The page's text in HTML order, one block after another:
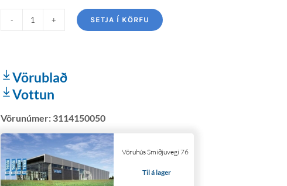
SETJA Í KÖRFU
Vörublað
Vottun
Vörunúmer: 3114150050
Vöruhús Smiðjuvegi 76
Til á lager